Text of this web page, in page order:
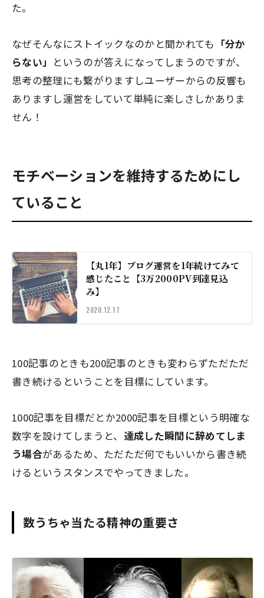
た。
なぜそんなにストイックなのかと聞かれても 「分か
らない」 というのが答えになってしまうのですが、
思考の整理にも繋がりますしユーザーからの反響も
ありますし運営をしていて単純に楽しさしかありま
せん！
モチベーションを維持するためにし
ていること
【丸1年】ブログ運営を1年続けてみて
感じたこと【3万2000PV到達見込
み】
2020.12.17
100記事のときも200記事のときも変わらずただただ
書き続ける ということを目標にしています。
1000記事を目標だとか2000記事を目標という明確な
数字を設けてしまうと、 達成した瞬間に辞めてしま
う場合があるため、ただただ何でもいいから書き続
けるというスタンスでやってきました。
数うちゃ当たる精神の重要さ